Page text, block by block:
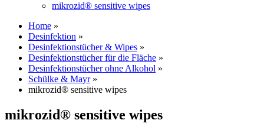
mikrozid® sensitive wipes
Home »
Desinfektion »
Desinfektionstücher & Wipes »
Desinfektionstücher für die Fläche »
Desinfektionstücher ohne Alkohol »
Schülke & Mayr »
mikrozid® sensitive wipes
mikrozid® sensitive wipes